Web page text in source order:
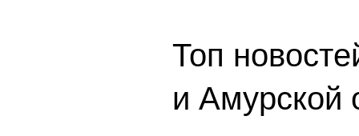
Топ
и Амурской